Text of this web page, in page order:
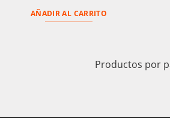
AÑADIR AL CARRITO
Productos por